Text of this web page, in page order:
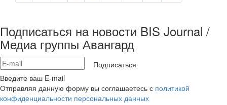
Подписаться на новости BIS Journal /
Медиа группы Авангард
Подписаться
Введите ваш E-mail
Отправляя данную форму вы соглашаетесь с политикой
конфиденциальности персональных данных